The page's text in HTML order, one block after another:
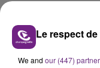
Pour Jessica et
immense.
« Quand j’ai pris
ans chez les
Le respect
We and our (447)